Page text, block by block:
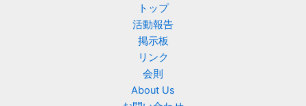
トップ
活動報告
掲示板
リンク
会則
About Us